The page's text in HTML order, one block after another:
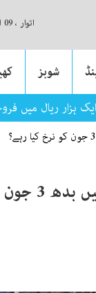
اتوار ، 09 اگست ، 2026
شوبز
ہزار ریال میں
سونے کی فی تولہ